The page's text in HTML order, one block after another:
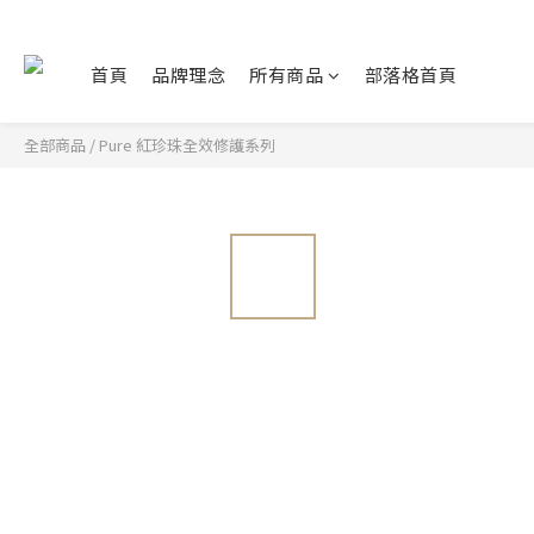
首頁 品牌理念 所有商品 部落格首頁
全部商品 / Pure 紅珍珠全效修護系列